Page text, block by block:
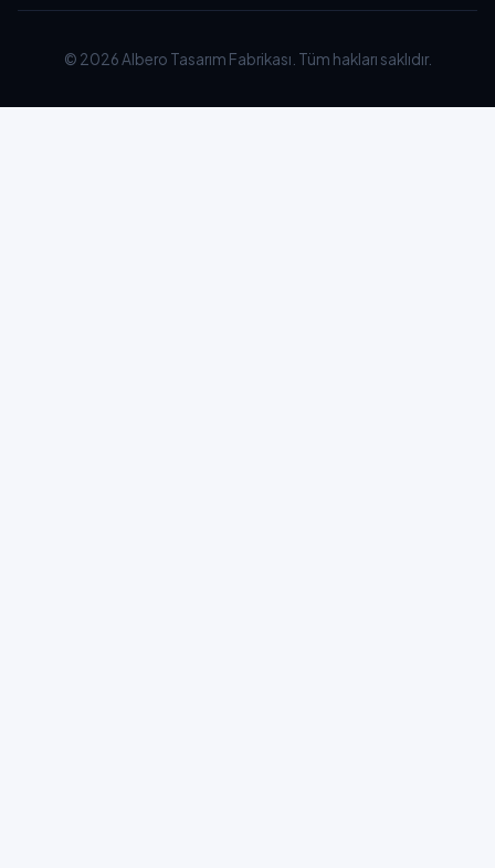
© 2026 Albero Tasarım Fabrikası. Tüm hakları saklıdır.